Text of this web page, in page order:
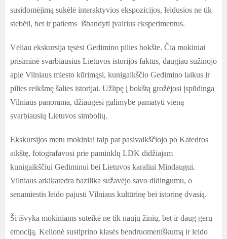
susidomėjimą sukėlė interaktyvios ekspozicijos, leidusios ne tik
stebėti, bet ir patiems išbandyti įvairius eksperimentus.
Vėliau ekskursija tęsėsi Gedimino pilies bokšte. Čia mokiniai
prisiminė svarbiausius Lietuvos istorijos faktus, daugiau sužinojo
apie Vilniaus miesto kūrimąsi, kunigaikščio Gedimino laikus ir
pilies reikšmę šalies istorijai. Užlipę į bokštą grožėjosi įspūdinga
Vilniaus panorama, džiaugėsi galimybe pamatyti vieną
svarbiausių Lietuvos simbolių.
Ekskursijos metu mokiniai taip pat pasivaikščiojo po Katedros
aikštę, fotografavosi prie paminklų LDK didžiajam
kunigaikščiui Gediminui bei Lietuvos karaliui Mindaugui.
Vilniaus arkikatedra bazilika sužavėjo savo didingumu, o
senamiestis leido pajusti Vilniaus kultūrinę bei istorinę dvasią.
Ši išvyka mokiniams suteikė ne tik naujų žinių, bet ir daug gerų
emociją. Kelionė sustiprino klasės bendruomeniškumą ir leido